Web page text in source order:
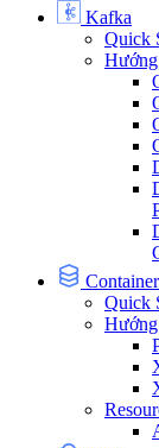
Kafka
Quick
Hướng
Quick
Hướng